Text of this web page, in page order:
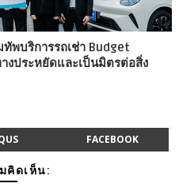
มทัพบริการรถเช่า Budget
งประหยัดและเป็นมิตรต่อสิ่ง
FACEBOOK
คิดเห็น: